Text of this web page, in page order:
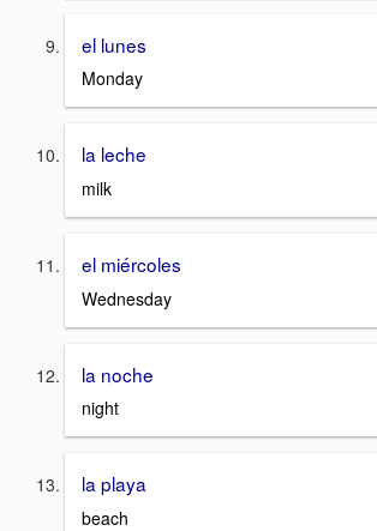
el lunes
Monday
la leche
milk
el miércoles
Wednesday
la noche
night
la playa
beach